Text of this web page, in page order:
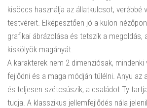
kisöccs használja az állatkulcsot, verébbé
testvéreit. Elképesztően jó a külön
grafikai ábrázolása és tetszik a megoldás,
kiskölyök magányát.
A karakterek nem 2 dimenziósak, mindenki
fejlődni és a maga módján túlélni. Anyu az
és teljesen szétcsúszik, a családot Ty
tudja. A klasszikus jellemfejlődés nála